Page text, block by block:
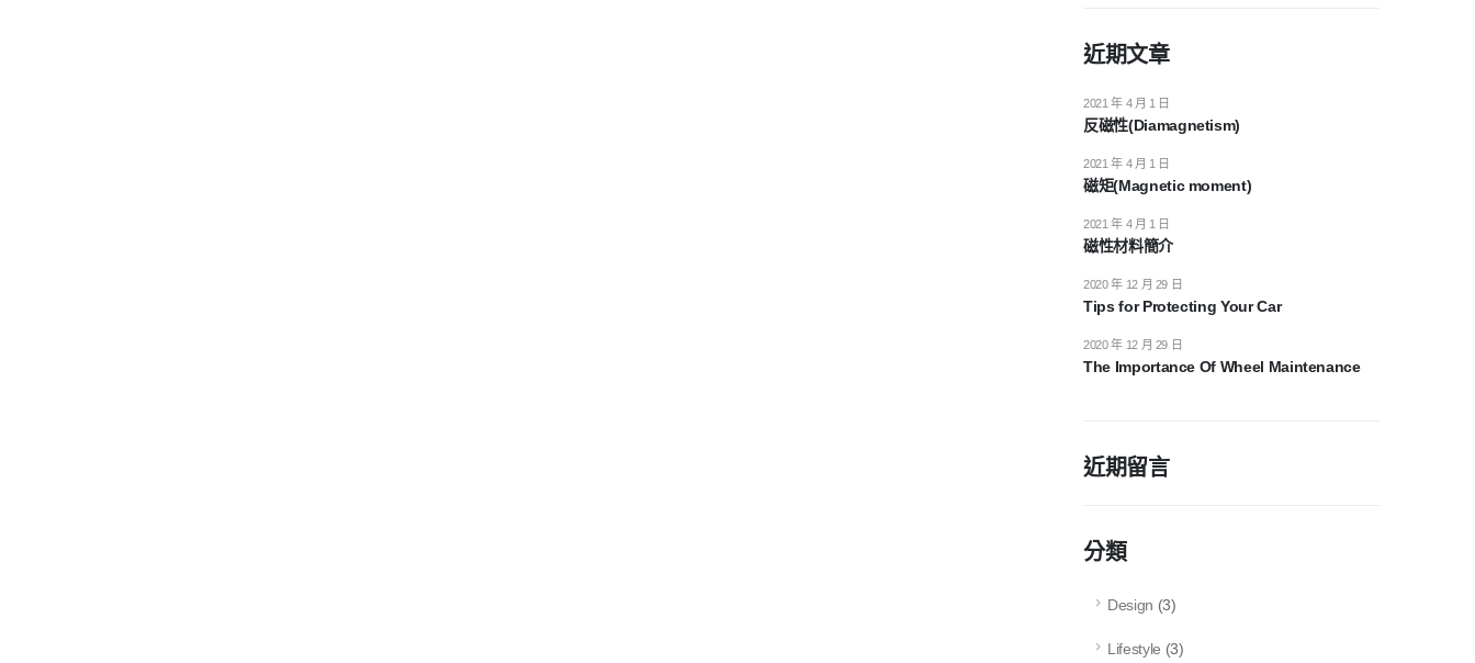
近期文章
反磁性(Diamagnetism)
2021 年 4 月 1 日
磁矩(Magnetic moment)
2021 年 4 月 1 日
磁性材料簡介
2021 年 4 月 1 日
Tips for Protecting Your Car
2020 年 12 月 29 日
The Importance Of Wheel Maintenance
2020 年 12 月 29 日
近期留言
分類
Design (3)
Lifestyle (3)